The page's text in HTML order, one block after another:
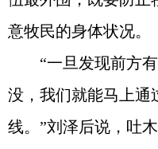
意牧民的身体状况。
“一旦发现前方
没，我们就能马上通
线。”刘泽后说，吐